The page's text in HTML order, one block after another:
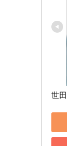
世